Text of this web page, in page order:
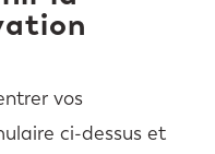
vos
ci-dessus et